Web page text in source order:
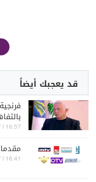
قد يعجبك أيضاً
16:57 | 2026-08-07
16:41 | 2026-08-07